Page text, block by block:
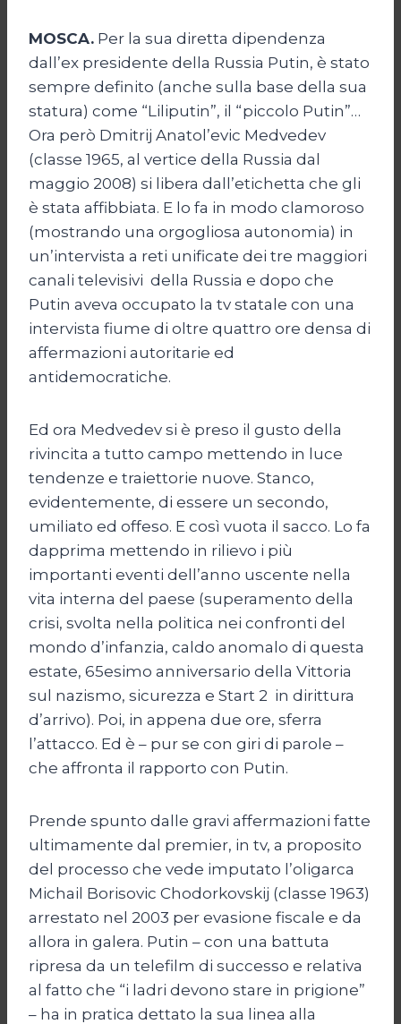
MOSCA. Per la sua diretta dipendenza
dall’ex presidente della Russia Putin, è stato
sempre definito (anche sulla base della sua
statura) come “Liliputin”, il “piccolo Putin”…
Ora però Dmitrij Anatol’evic Medvedev
(classe 1965, al vertice della Russia dal
maggio 2008) si libera dall’etichetta che gli
è stata affibbiata. E lo fa in modo clamoroso
(mostrando una orgogliosa autonomia) in
un’intervista a reti unificate dei tre maggiori
canali televisivi della Russia e dopo che
Putin aveva occupato la tv statale con una
intervista fiume di oltre quattro ore densa di
affermazioni autoritarie ed
antidemocratiche.
Ed ora Medvedev si è preso il gusto della
rivincita a tutto campo mettendo in luce
tendenze e traiettorie nuove. Stanco,
evidentemente, di essere un secondo,
umiliato ed offeso. E così vuota il sacco. Lo fa
dapprima mettendo in rilievo i più
importanti eventi dell’anno uscente nella
vita interna del paese (superamento della
crisi, svolta nella politica nei confronti del
mondo d’infanzia, caldo anomalo di questa
estate, 65esimo anniversario della Vittoria
sul nazismo, sicurezza e Start 2 in dirittura
d’arrivo). Poi, in appena due ore, sferra
l’attacco. Ed è – pur se con giri di parole –
che affronta il rapporto con Putin.
Prende spunto dalle gravi affermazioni fatte
ultimamente dal premier, in tv, a proposito
del processo che vede imputato l’oligarca
Michail Borisovic Chodorkovskij (classe 1963)
arrestato nel 2003 per evasione fiscale e da
allora in galera. Putin – con una battuta
ripresa da un telefilm di successo e relativa
al fatto che “i ladri devono stare in prigione”
– ha in pratica dettato la sua linea alla